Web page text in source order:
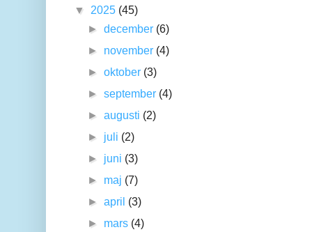
▼ 2025 (45)
►december (6)
► november (4)
►oktober (3)
►september (4)
►augusti (2)
► juli (2)
► juni (3)
► maj (7)
►april (3)
► mars (4)